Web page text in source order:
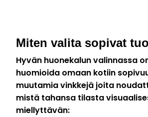
Miten valita sopivat
Hyvän huonekalun valinnassa
huomioida omaan kotiin
muutamia vinkkejä joita
mistä tahansa tilasta
miellyttävän: